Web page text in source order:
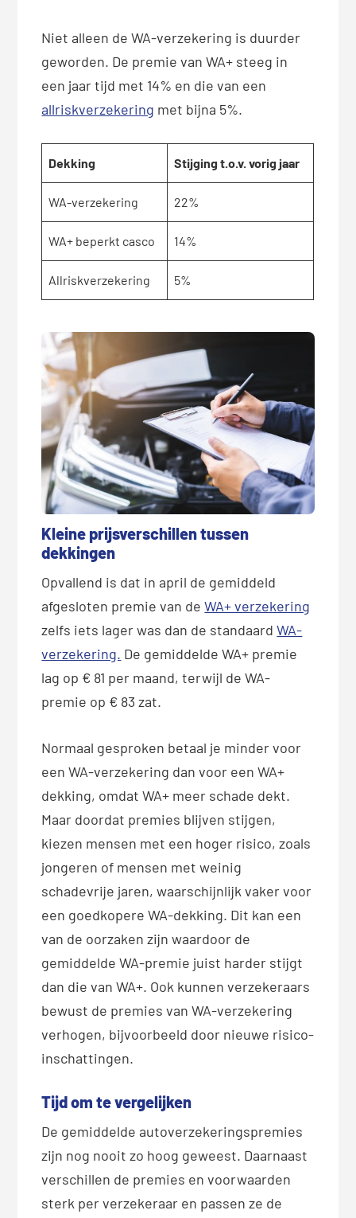
Niet alleen de WA-verzekering is duurder
geworden. De premie van WA+ steeg in
een jaar tijd met 14% en die van een
allriskverzekering met bijna 5%.
Dekking Stijging t.o.v. vorig jaar
WA-verzekering 22%
WA+ beperkt casco 14%
Allriskverzekering 5%
Kleine prijsverschillen tussen
dekkingen
Opvallend is dat in april de gemiddeld
afgesloten premie van deWA+ verzekering
zelfs iets lager was dan de standaardWA-
verzekering. De gemiddelde WA+ premie
lag op € 81 per maand, terwijl de WA-
premie op € 83 zat.
Normaal gesproken betaal je minder voor
een WA-verzekering dan voor een WA+
dekking, omdat WA+ meer schade dekt.
Maar doordat premies blijven stijgen,
kiezen mensen met een hoger risico, zoals
jongeren of mensen met weinig
schadevrije jaren, waarschijnlijk vaker voor
een goedkopere WA-dekking. Dit kan een
van de oorzaken zijn waardoor de
gemiddelde WA-premie juist harder stijgt
dan die van WA+. Ook kunnen verzekeraars
bewust de premies van WA-verzekering
verhogen, bijvoorbeeld door nieuwe risico-
inschattingen.
Tijd om te vergelijken
De gemiddelde autoverzekeringspremies
zijn nog nooit zo hoog geweest. Daarnaast
verschillen de premies en voorwaarden
sterk per verzekeraar en passen ze de